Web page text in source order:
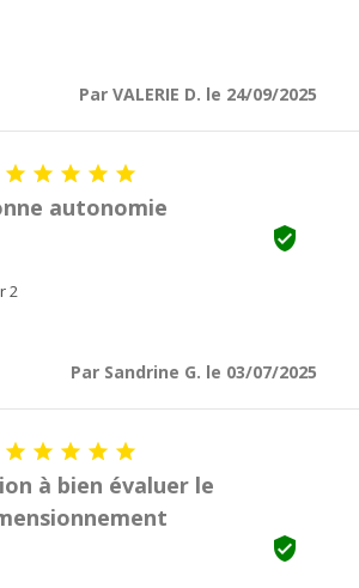
Par VALERIE D. le 24/09/2025
    
autonomie

2
Par Sandrine G. le 03/07/2025
    
à bien évaluer le
